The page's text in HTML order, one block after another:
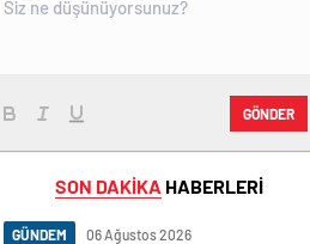
GÖNDER
SON DAKİKA HABERLERİ
GÜNDEM 06 Ağustos 2026